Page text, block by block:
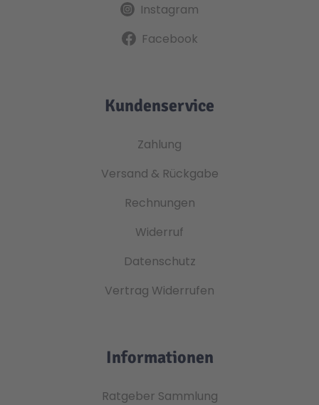
Instagram
Facebook
Kundenservice
Zahlung
Versand & Rückgabe
Rechnungen
Widerruf
Datenschutz
Vertrag Widerrufen
Informationen
Ratgeber Sammlung